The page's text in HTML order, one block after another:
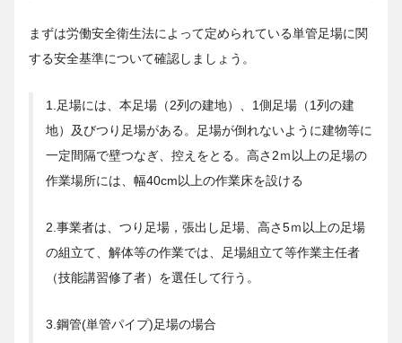
まずは労働安全衛生法によって定められている単管足場に関
する安全基準について確認しましょう。
1.足場には、本足場（2列の建地）、1側足場（1列の建
地）及びつり足場がある。足場が倒れないように建物等に
一定間隔で壁つなぎ、控えをとる。高さ2ｍ以上の足場の
作業場所には、幅40cm以上の作業床を設ける
2.事業者は、つり足場，張出し足場、高さ5ｍ以上の足場
の組立て、解体等の作業では、足場組立て等作業主任者
（技能講習修了者）を選任して行う。
3.鋼管(単管パイプ)足場の場合